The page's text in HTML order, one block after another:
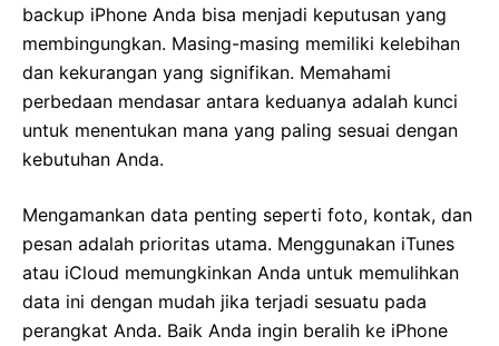
backup iPhone Anda bisa menjadi keputusan yang
membingungkan. Masing-masing memiliki kelebihan
dan kekurangan yang signifikan. Memahami
perbedaan mendasar antara keduanya adalah kunci
untuk menentukan mana yang paling sesuai dengan
kebutuhan Anda.
Mengamankan data penting seperti foto, kontak, dan
pesan adalah prioritas utama. Menggunakan iTunes
atau iCloud memungkinkan Anda untuk memulihkan
data ini dengan mudah jika terjadi sesuatu pada
perangkat Anda. Baik Anda ingin beralih ke iPhone